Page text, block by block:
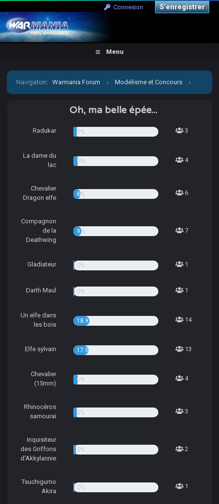
Connexion S’enregistrer
Menu
Navigation:Warmania Forum › Modélisme et Concours ›
› Concours trimestriel 2022 - Concours
d'Hiver
Oh, ma belle épée...
Radukar 4.05% 3
La dame du
lac
5.41% 4
Chevalier
Dragon elfe
8.11% 6
Compagnon
de la
Deathwing
9.46% 7
Gladiateur 1.35% 1
Darth Maul 1.35% 1
Un elfe dans
les bois
18.92% 14
Elfe sylvain 17.57% 13
Chevalier
(15mm)
5.41% 4
Rhinocéros
samouraï
4.05% 3
Inquisiteur
des Griffons
d'Akkylannie
2.70% 2
Tsuchigumo
Akira
1.35% 1